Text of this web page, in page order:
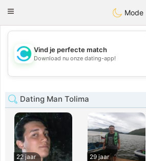
olombiaCitas
Toggle
Mode
💖
💕
Vind je perfecte match
Download nu onze dating-app!
Dating Man Tolima
22 jaar
29 jaar